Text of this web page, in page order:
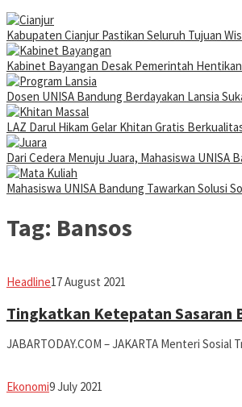
Kabupaten Cianjur Pastikan Seluruh Tujuan
Kabinet Bayangan Desak Pemerintah
Dosen UNISA Bandung Berdayakan Lansia
LAZ Darul Hikam Gelar Khitan Gratis
Dari Cedera Menuju Juara, Mahasiswa UNISA
Mahasiswa UNISA Bandung Tawarkan Solusi
Tag: Bansos
HeadlineAvila
17 August 2021
Tingkatkan Ketepatan Sasaran
JABARTODAY.COM – JAKARTA Menteri
EkonomiAvila
9 July 2021